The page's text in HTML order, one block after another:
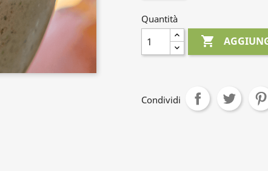
Quantità

Condividi